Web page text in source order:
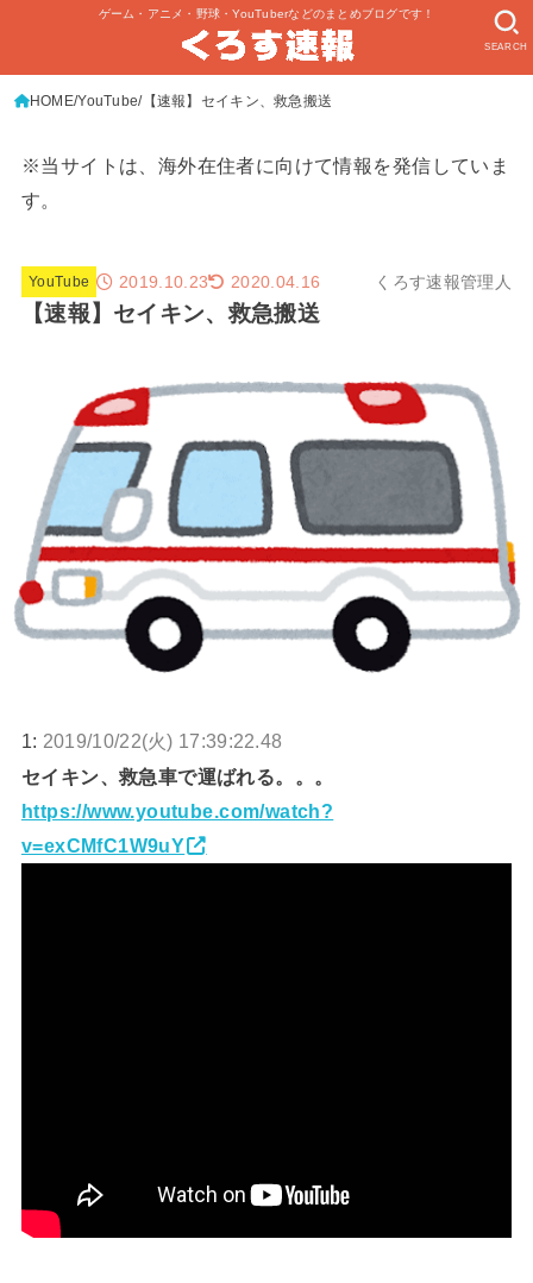
ゲーム・アニメ・野球・YouTuberなどのまとめブログです！
SEARCH
HOME YouTube 【速報】セイキン、救急搬送
※当サイトは、海外在住者に向けて情報を発信していま
す。
YouTube 2019.10.23 2020.04.16 くろす速報管理人
【速報】セイキン、救急搬送
1: 2019/10/22(火) 17:39:22.48
セイキン、救急車で運ばれる。。。
https://www.youtube.com/watch?
v=exCMfC1W9uY